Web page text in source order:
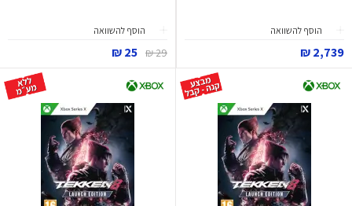
הוסף להשוואה
2,739 ₪
הוסף להשוואה
29 ₪
25 ₪